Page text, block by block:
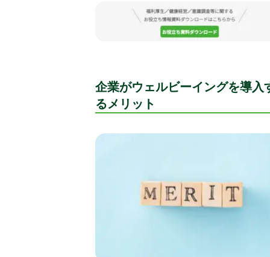
企業がウェルビーイングを導入
るメリット